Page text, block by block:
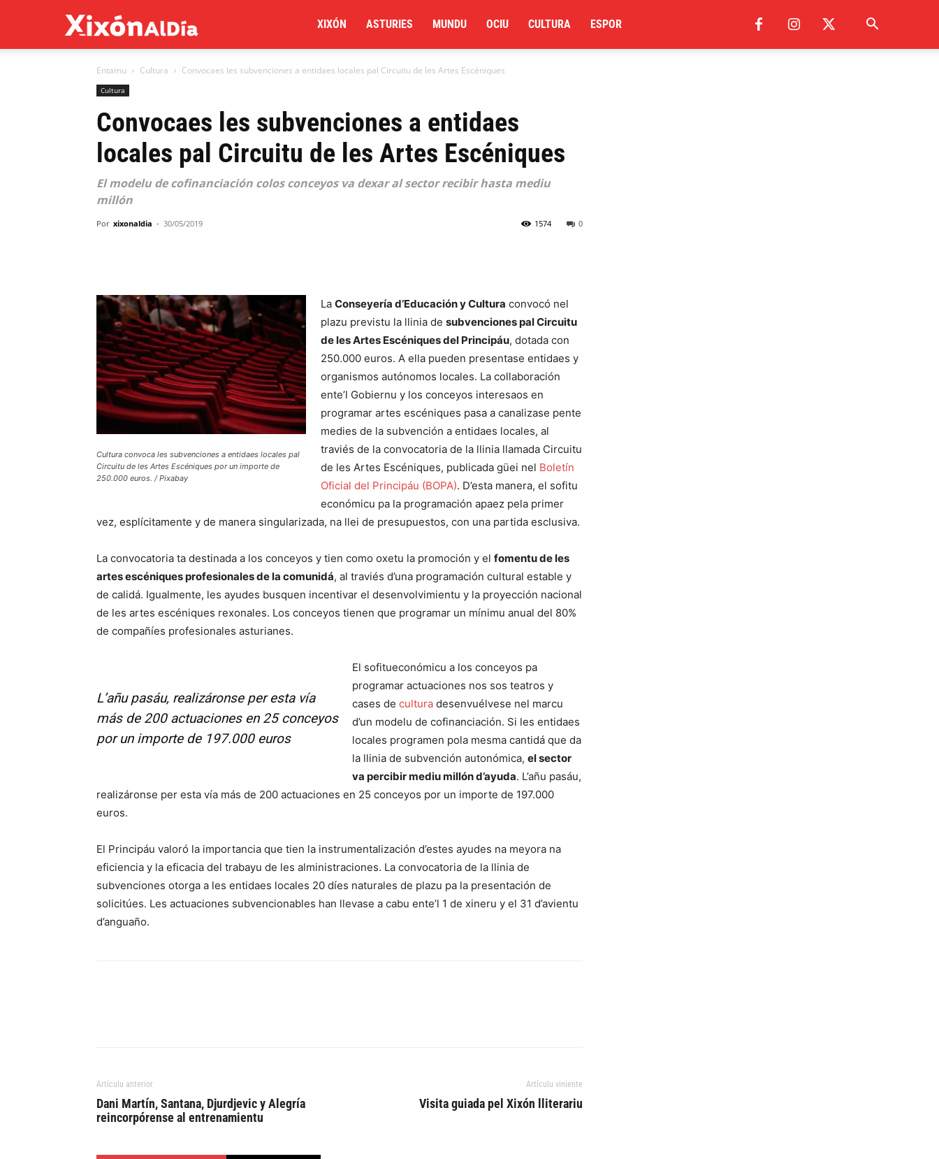
al
día
XIXÓN ASTURIES MUNDU OCIU CULTURA ESPOR
Entamu Cultura Convocaes les subvenciones a entidaes locales pal Circuitu de les Artes Escéniques
Cultura
Convocaes les subvenciones a entidaes
locales pal Circuitu de les Artes Escéniques
El modelu de cofinanciación colos conceyos va dexar al sector recibir hasta mediu
millón
Por xixonaldia - 30/05/2019 0
1574
Cultura convoca les subvenciones a entidaes locales pal
Circuitu de les Artes Escéniques por un importe de
250.000 euros. / Pixabay
La Conseyería d’Educación y Cultura convocó nel
plazu previstu la llinia de subvenciones pal Circuitu
de les Artes Escéniques del Principáu, dotada con
250.000 euros. A ella pueden presentase entidaes y
organismos autónomos locales. La collaboración
ente’l Gobiernu y los conceyos interesaos en
programar artes escéniques pasa a canalizase pente
medies de la subvención a entidaes locales, al
traviés de la convocatoria de la llinia llamada Circuitu
de les Artes Escéniques, publicada güei nel Boletín
Oficial del Principáu (BOPA). D’esta manera, el sofitu
económicu pa la programación apaez pela primer
vez, esplícitamente y de manera singularizada, na llei de presupuestos, con una partida esclusiva.
La convocatoria ta destinada a los conceyos y tien como oxetu la promoción y el fomentu de les
artes escéniques profesionales de la comunidá, al traviés d’una programación cultural estable y
de calidá. Igualmente, les ayudes busquen incentivar el desenvolvimientu y la proyección nacional
de les artes escéniques rexonales. Los conceyos tienen que programar un mínimu anual del 80%
de compañíes profesionales asturianes.
L’añu pasáu, realizáronse per esta vía
más de 200 actuaciones en 25 conceyos
por un importe de 197.000 euros
El sofitueconómicu a los conceyos pa
programar actuaciones nos sos teatros y
cases de cultura desenvuélvese nel marcu
d’un modelu de cofinanciación. Si les entidaes
locales programen pola mesma cantidá que da
la llinia de subvención autonómica, el sector
va percibir mediu millón d’ayuda. L’añu pasáu,
realizáronse per esta vía más de 200 actuaciones en 25 conceyos por un importe de 197.000
euros.
El Principáu valoró la importancia que tien la instrumentalización d’estes ayudes na meyora na
eficiencia y la eficacia del trabayu de les alministraciones. La convocatoria de la llinia de
subvenciones otorga a les entidaes locales 20 díes naturales de plazu pa la presentación de
solicitúes. Les actuaciones subvencionables han llevase a cabu ente’l 1 de xineru y el 31 d’avientu
d’anguaño.
Artículu anterior
Dani Martín, Santana, Djurdjevic y Alegría
reincorpórense al entrenamientu
Artículu viniente
Visita guiada pel Xixón lliterariu